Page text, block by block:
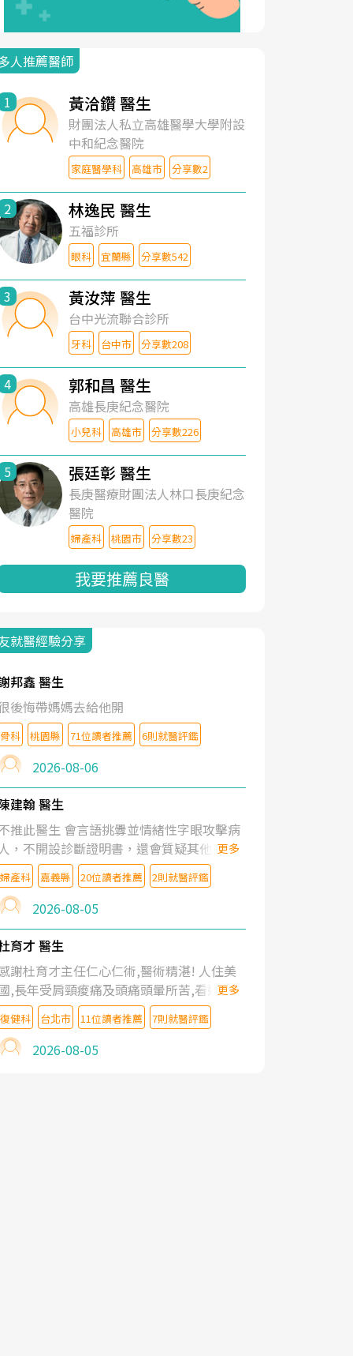
人推薦醫師
1 黃洽鑽 醫生
財團法人私立高雄醫學大學附設
中和紀念醫院
家庭醫學科 高雄市 分享數2
2 林逸民 醫生
五福診所
眼科 宜蘭縣 分享數542
3 黃汝萍 醫生
台中光流聯合診所
牙科 台中市 分享數208
4 郭和昌 醫生
高雄長庚紀念醫院
小兒科 高雄市 分享數226
5 張廷彰 醫生
長庚醫療財團法人林口長庚紀念
醫院
婦產科 桃園市 分享數23
我要推薦良醫
就醫經驗分享
邦鑫 醫生
後悔帶媽媽去給他開
骨科 桃園縣 71位讀者推薦 6則就醫評鑑
2026-08-06
建翰 醫生
推此醫生 會言語挑釁並情緒性字眼攻擊病
，不開設診斷證明書，還會質疑其他醫生
判斷！
更多
婦產科 嘉義縣 20位讀者推薦 2則就醫評鑑
2026-08-05
育才 醫生
謝杜育才主任仁心仁術,醫術精湛! 人住美
,長年受肩頸痠痛及頭痛頭暈所苦,看遍名醫
授,做了各種檢查,也嘗試過西醫打針,中醫
灸及物理徒手治療都沒有用,後來連吃到嗎
類止痛藥都效果有限,只是壓症狀,沒多久就
更多
復健科 台北市 11位讀者推薦 7則就醫評鑑
2026-08-05